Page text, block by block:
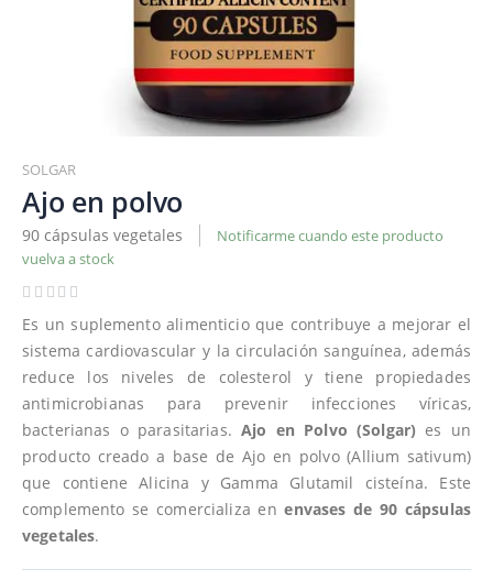
al
comienzo
de
la
galería
de
SOLGAR
Ajo en polvo
90 cápsulas vegetales
Notificarme cuando este producto
vuelva a stock
Es un suplemento alimenticio que contribuye a mejorar el
sistema cardiovascular y la circulación sanguínea, además
reduce los niveles de colesterol y tiene propiedades
antimicrobianas para prevenir infecciones víricas,
bacterianas o parasitarias.Ajo en Polvo (Solgar) es un
producto creado a base de Ajo en polvo (Allium sativum)
que contiene Alicina y Gamma Glutamil cisteína. Este
complemento se comercializa enenvases de 90 cápsulas
vegetales.